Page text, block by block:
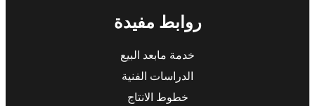
روابط مفيدة
خدمة مابعد البيع
الدراسات الفنية
خطوط الانتاج